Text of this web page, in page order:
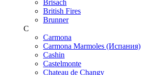
Brisach
British Fires
Brunner
C
Carmona
Carmona Marmoles (Испания)
Cashin
Castelmonte
Chateau de Changy